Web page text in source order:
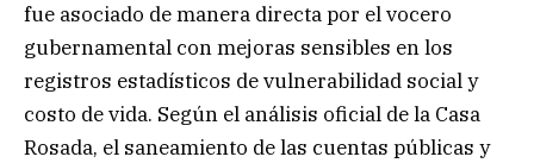
fue asociado de manera directa por el vocero
gubernamental con mejoras sensibles en los
registros estadísticos de vulnerabilidad social y
costo de vida. Según el análisis oficial de la Casa
Rosada, el saneamiento de las cuentas públicas y